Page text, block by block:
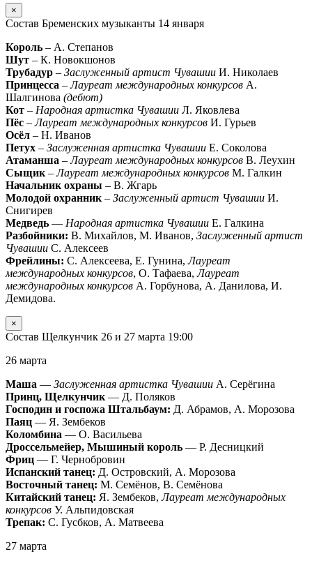
×
Состав Бременских музыканты 14 января
Король – А. Степанов
Шут – К. Новокшонов
Трубадур – Заслуженный артист Чувашии И. Николаев
Принцесса –Лауреат международных конкурсов А.
Шалгинова (дебют)
Кот – Народная артистка Чувашии Л. Яковлева
Пёс –Лауреат международных конкурсов И. Гурьев
Осёл – Н. Иванов
Петух – Заслуженная артистка Чувашии Е. Соколова
Атаманша –Лауреат международных конкурсов В. Леухин
Сыщик–Лауреат международных конкурсов М. Галкин
Начальник охраны – В. Жгарь
Молодой охранник– Заслуженный артист Чувашии И.
Снигирев
Медведь — Народная артистка Чувашии Е. Галкина
Разбойники: В. Михайлов, М. Иванов, Заслуженный артист
Чувашии С. Алексеев
Фрейлины: С. Алексеева, Е. Гунина,Лауреат
международных конкурсов, О. Тафаева,Лауреат
международных конкурсов А. Горбунова, А. Данилова, И.
Демидова.
×
Состав Щелкунчик 26 и 27 марта 19:00
26 марта
Маша — Заслуженная артистка Чувашии А. Серёгина
Принц, Щелкунчик— Д. Поляков
Господин и госпожа Штальбаум: Д. Абрамов, А. Морозова
Паяц — Я. Зембеков
Коломбина — О. Васильева
Дроссельмейер, Мышиный король — Р. Десницкий
Фриц — Г. Чернобровин
Испанский танец: Д. Островский, А. Морозова
Восточный танец: М. Семёнов, В. Семёнова
Китайский танец: Я. Зембеков,Лауреат международных
конкурсов У. Альпидовская
Трепак: С. Гусбков, А. Матвеева
27 марта